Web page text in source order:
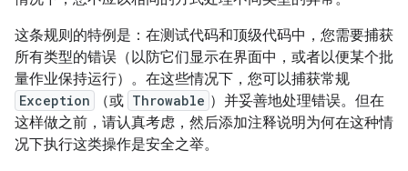
这条规则的特例是：在测试代码和顶级代码中，您需要捕获
所有类型的错误（以防它们显示在界面中，或者以便某个批
量作业保持运行）。在这些情况下，您可以捕获常规
Exception （或 Throwable ）并妥善地处理错误。但在
这样做之前，请认真考虑，然后添加注释说明为何在这种情
况下执行这类操作是安全之举。